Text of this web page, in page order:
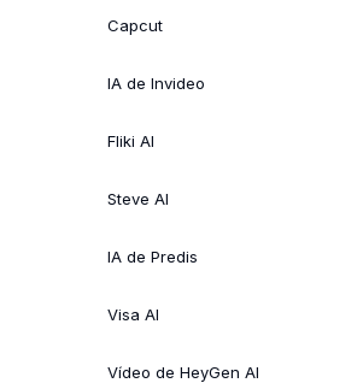
Capcut
IA de Invideo
Fliki AI
Steve AI
IA de Predis
Visa AI
Vídeo de HeyGen AI